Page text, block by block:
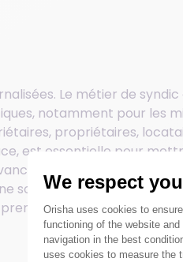
Le métier de syndic
notamment pour les
propriétaires,
est essentielle pour
le back office
sont pas directement
tout son sens.